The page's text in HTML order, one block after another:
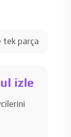
tek parça
izle